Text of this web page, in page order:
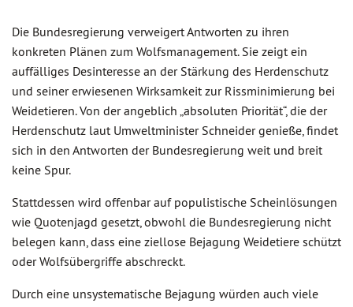
Die Bundesregierung verweigert Antworten zu ihren
konkreten Plänen zum Wolfsmanagement. Sie zeigt ein
auffälliges Desinteresse an der Stärkung des Herdenschutz
und seiner erwiesenen Wirksamkeit zur Rissminimierung bei
Weidetieren. Von der angeblich „absoluten Priorität“, die der
Herdenschutz laut Umweltminister Schneider genieße, findet
sich in den Antworten der Bundesregierung weit und breit
keine Spur.
Stattdessen wird offenbar auf populistische Scheinlösungen
wie Quotenjagd gesetzt, obwohl die Bundesregierung nicht
belegen kann, dass eine ziellose Bejagung Weidetiere schützt
oder Wolfsübergriffe abschreckt.
Durch eine unsystematische Bejagung würden auch viele